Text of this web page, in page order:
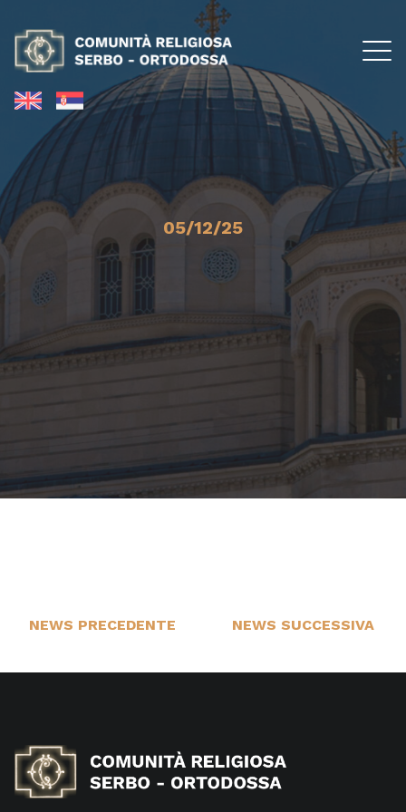
05/12/25
NEWS PRECEDENTE NEWS SUCCESSIVA